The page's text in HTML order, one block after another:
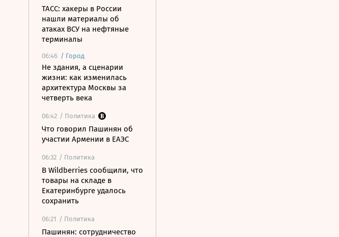
ТАСС: хакеры в России
нашли материалы об
атаках ВСУ на нефтяные
терминалы
06:46 / Город
Не здания, а сценарии
жизни: как изменилась
архитектура Москвы за
четверть века
06:42 / Политика
Что говорил Пашинян об
участии Армении в ЕАЭС
06:32 / Политика
В Wildberries сообщили, что
товары на складе в
Екатеринбурге удалось
сохранить
06:21 / Политика
Пашинян: сотрудничество